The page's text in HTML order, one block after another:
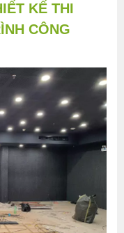
KẾ THI
CÔNG